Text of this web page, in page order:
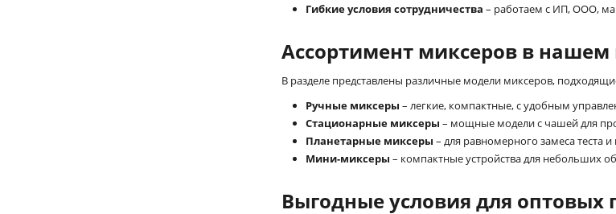
Гибкие условия сотрудничества – работаем с ИП, ООО,
Ассортимент миксеров в нашем
В разделе представлены различные модели миксеров,
Ручные миксеры – легкие, компактные, с удобным
Стационарные миксеры – мощные модели с чашей для
Планетарные миксеры – для равномерного замеса теста
Мини-миксеры – компактные устройства для небольших
Выгодные условия для оптовых